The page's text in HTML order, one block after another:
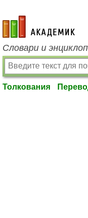
academic.ru
Словари и
Толкования